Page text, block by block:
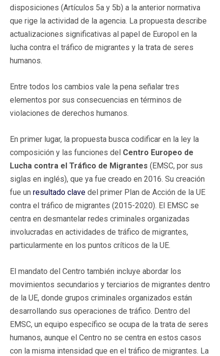
disposiciones (Artículos 5a y 5b) a la anterior normativa
que rige la actividad de la agencia. La propuesta describe
actualizaciones significativas al papel de Europol en la
lucha contra el tráfico de migrantes y la trata de seres
humanos.
Entre todos los cambios vale la pena señalar tres
elementos por sus consecuencias en términos de
violaciones de derechos humanos.
En primer lugar, la propuesta busca codificar en la ley la
composición y las funciones del Centro Europeo de
Lucha contra el Tráfico de Migrantes (EMSC, por sus
siglas en inglés), que ya fue creado en 2016. Su creación
fue un resultado clave del primer Plan de Acción de la UE
contra el tráfico de migrantes (2015-2020). El EMSC se
centra en desmantelar redes criminales organizadas
involucradas en actividades de tráfico de migrantes,
particularmente en los puntos críticos de la UE.
El mandato del Centro también incluye abordar los
movimientos secundarios y terciarios de migrantes dentro
de la UE, donde grupos criminales organizados están
desarrollando sus operaciones de tráfico. Dentro del
EMSC, un equipo específico se ocupa de la trata de seres
humanos, aunque el Centro no se centra en estos casos
con la misma intensidad que en el tráfico de migrantes. La